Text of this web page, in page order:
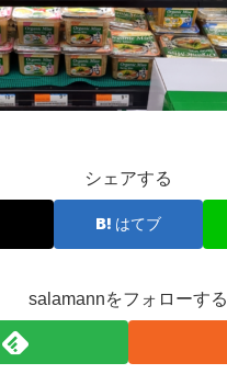
シェアする
はてブ
salamannをフォローする